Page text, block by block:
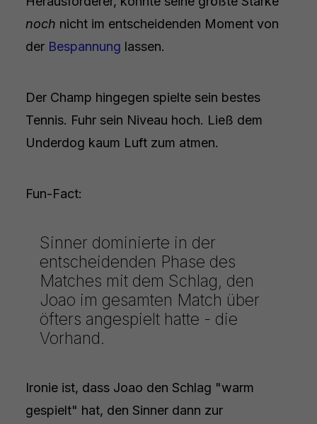
noch nicht im entscheidenden Moment von
der Bespannung lassen.
Der Champ hingegen spielte sein bestes
Tennis. Fuhr sein Niveau hoch. Ließ dem
Underdog kaum Luft zum atmen.
Fun-Fact:
Sinner dominierte in der
entscheidenden Phase des
Matches mit dem Schlag, den
Joao im gesamten Match über
öfters angespielt hatte - die
Vorhand.
Ironie ist, dass Joao den Schlag "warm
gespielt" hat, den Sinner dann zur